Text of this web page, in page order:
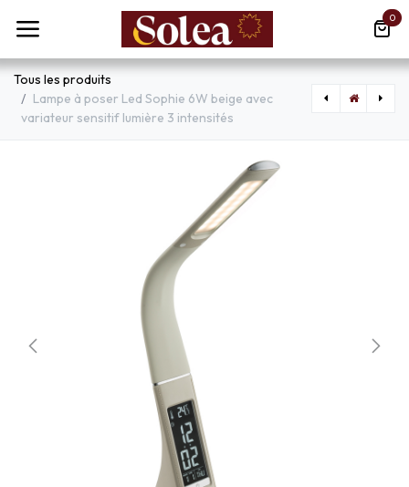
Se rendre au contenu
0
Tous les produits
Lampe à poser Led Sophie 6W beige avec
variateur sensitif lumière 3 intensités